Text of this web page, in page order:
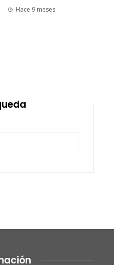
Hace 9 meses